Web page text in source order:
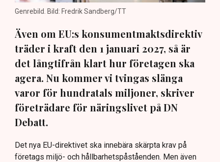
Genrebild. Bild: Fredrik Sandberg/TT
Även om EU:s konsumentmaktsdirektiv
träder i kraft den 1 januari 2027, så är
det långtifrån klart hur företagen ska
agera. Nu kommer vi tvingas slänga
varor för hundratals miljoner, skriver
företrädare för näringslivet på DN
Debatt.
Det nya EU-direktivet ska innebära skärpta krav på
företags miljö- och hållbarhetspåståenden. Men även